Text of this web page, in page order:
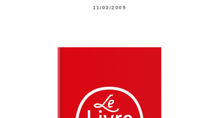
11/03/2009